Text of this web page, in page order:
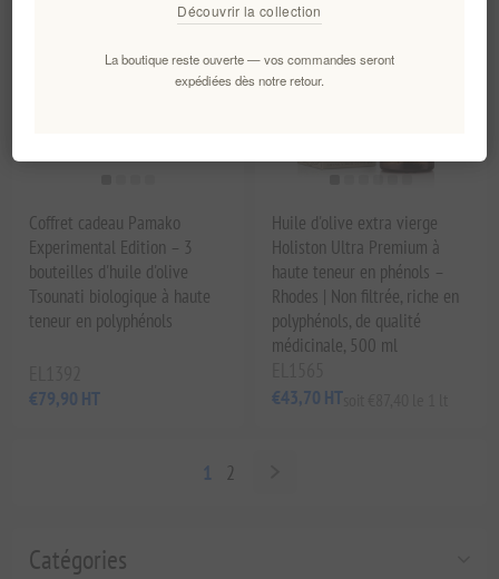
Catégories
Coffret cadeau Pamako
Experimental Edition – 3
bouteilles d'huile d'olive
Tsounati biologique à haute
teneur en polyphénols
€79,90 HT
Huile d'olive extra vierge
Holiston Ultra Premium à
haute teneur en phénols –
Rhodes | Non filtrée, riche en
polyphénols, de qualité
médicinale, 500 ml
€43,70 HT
1 2
Découvrir la collection
La boutique reste ouverte — vos commandes seront
expédiées dès notre retour.